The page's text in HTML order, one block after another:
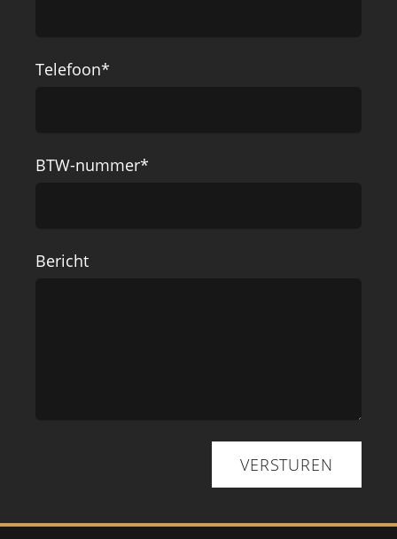
Telefoon*
BTW-nummer*
Bericht
VERSTUREN